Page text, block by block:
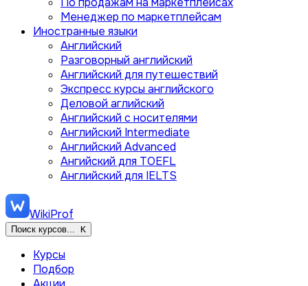
Менеджер по маркетплейсам
Иностранные языки
Английский
Разговорный английский
Английский для путешествий
Экспресс курсы английского
Деловой аглийский
Английский с носителями
Английский Intermediate
Английский Advanced
Ангийский для TOEFL
Английский для IELTS
WikiProf
Поиск курсов... K
Курсы
Подбор